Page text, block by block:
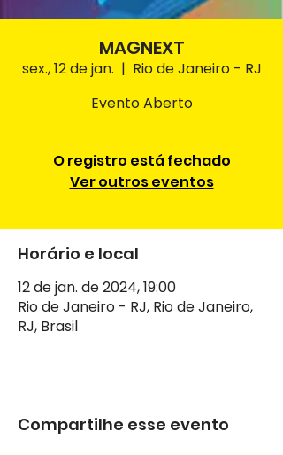
MAGNEXT
sex., 12 de jan.
  |
Rio de Janeiro - RJ
Evento Aberto
O registro está fechado
Ver outros eventos
Horário e local
12 de jan. de 2024, 19:00
Rio de Janeiro - RJ, Rio de Janeiro,
RJ, Brasil
Compartilhe esse evento